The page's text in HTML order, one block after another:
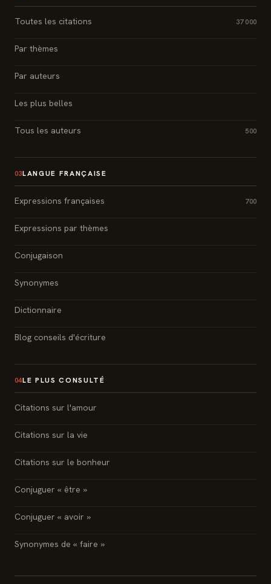
Toutes les citations 37 000
Par thèmes
Par auteurs
Les plus belles
Tous les auteurs 500
03LANGUE FRANÇAISE
Expressions françaises 700
Expressions par thèmes
Conjugaison
Synonymes
Dictionnaire
Blog conseils d'écriture
04LE PLUS CONSULTÉ
Citations sur l'amour
Citations sur la vie
Citations sur le bonheur
Conjuguer « être »
Conjuguer « avoir »
Synonymes de « faire »